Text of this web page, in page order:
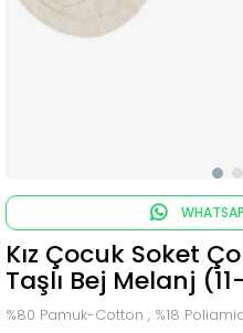
Kız Çocuk Soket
Taşlı Bej Melanj
%80 Pamuk-Cotton , %18